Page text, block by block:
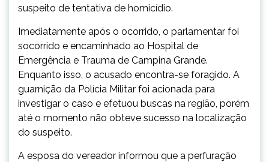
suspeito de tentativa de homicídio.
Imediatamente após o ocorrido, o parlamentar foi
socorrido e encaminhado ao Hospital de
Emergência e Trauma de Campina Grande.
Enquanto isso, o acusado encontra-se foragido. A
guarnição da Polícia Militar foi acionada para
investigar o caso e efetuou buscas na região, porém
até o momento não obteve sucesso na localização
do suspeito.
A esposa do vereador informou que a perfuração